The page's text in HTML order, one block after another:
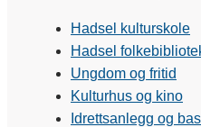
Hadsel kulturskole
Hadsel
Ungdom og fritid
Kulturhus og kino
Idrettsanlegg og